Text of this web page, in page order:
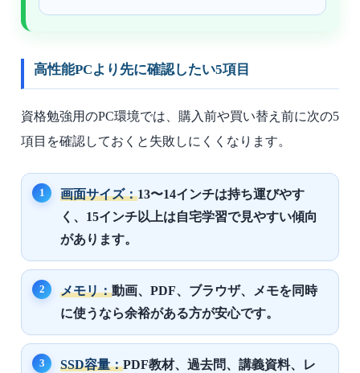
高性能PCより先に確認したい5項目
資格勉強用のPC環境では、購入前や買い替え前に次の5
項目を確認しておくと失敗しにくくなります。
画面サイズ：13〜14インチは持ち運びやす
く、15インチ以上は自宅学習で見やすい傾向
があります。
メモリ：動画、PDF、ブラウザ、メモを同時
に使うなら余裕がある方が安心です。
SSD容量：PDF教材、過去問、講義資料、レ